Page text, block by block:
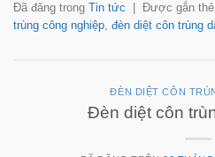
Đã đăng trong Tin tức Được gắn thẻ
trùng công nghiệp, đèn diệt côn trùng
ĐÈN DIỆT CÔN
Đèn diệt côn